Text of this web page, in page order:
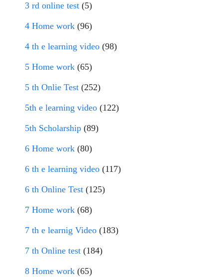
3 rd online test (5)
4 Home work (96)
4 th e learning video (98)
5 Home work (65)
5 th Onlie Test (252)
5th e learning video (122)
5th Scholarship (89)
6 Home work (80)
6 th e learning video (117)
6 th Online Test (125)
7 Home work (68)
7 th e learnig Video (183)
7 th Online test (184)
8 Home work (65)